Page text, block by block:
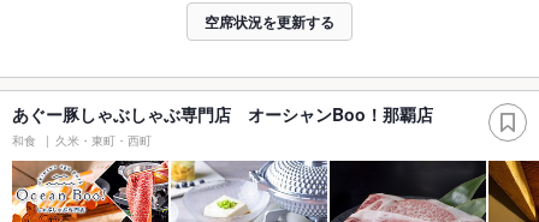
空席状況を更新する
あぐー豚しゃぶしゃぶ専門店 オーシャンBoo！那覇店
和食 久米・東町・西町